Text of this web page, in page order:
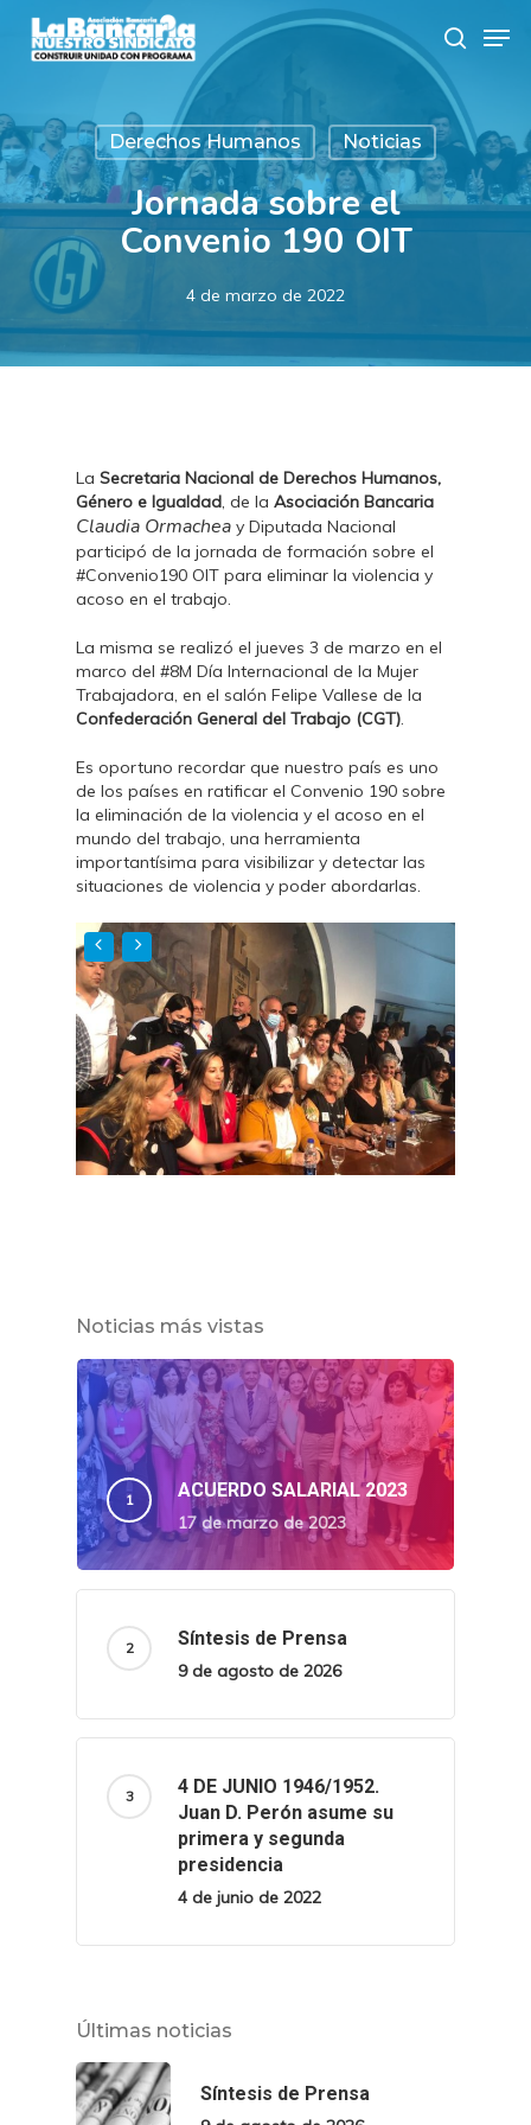
main
search
Derechos Humanos Noticias
Jornada sobre el
Convenio 190 OIT
4 de marzo de 2022
LaSecretaria Nacional de Derechos Humanos,
Género e Igualdad, de laAsociación Bancaria
Claudia Ormachea y Diputada Nacional
participó de la jornada de formación sobre el
#Convenio190 OIT para eliminar la violencia y
acoso en el trabajo.
La misma se realizó el jueves 3 de marzo en el
marco del #8M Día Internacional de la Mujer
Trabajadora, en el salón Felipe Vallese de la
Confederación General del Trabajo (CGT).
Es oportuno recordar que nuestro país es uno
de los países en ratificar el Convenio 190 sobre
la eliminación de la violencia y el acoso en el
mundo del trabajo, una herramienta
importantísima para visibilizar y detectar las
situaciones de violencia y poder abordarlas.
Noticias más vistas
ACUERDO SALARIAL 2023
17 de marzo de 2023
Síntesis de Prensa
9 de agosto de 2026
4 DE JUNIO 1946/1952.
Juan D. Perón asume su
primera y segunda
presidencia
4 de junio de 2022
Últimas noticias
Síntesis de Prensa